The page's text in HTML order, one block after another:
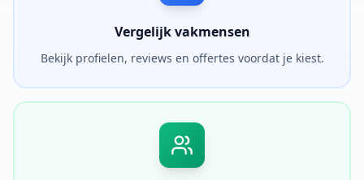
Vergelijk vakmensen
Bekijk profielen, reviews en offertes voordat je kiest.